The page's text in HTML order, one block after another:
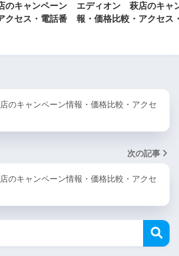
キャンペーン
クセス・電話番
エディオン 萩店のキャ
報・価格比較・アクセス
のキャンペーン情報・価格比較・アクセ
次の記事
のキャンペーン情報・価格比較・アクセ